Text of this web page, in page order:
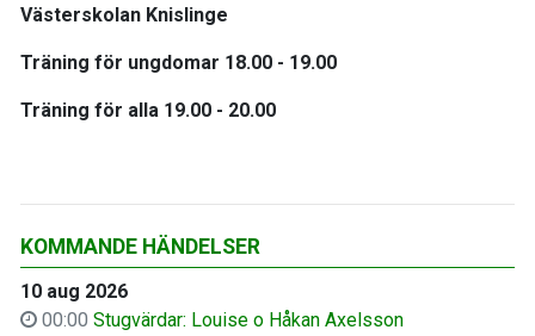
KOMMANDE HÄNDELSER
10 aug 2026
00:00 Stugvärdar: Louise o Håkan Axelsson
Västerskolan Knislinge
Träning för ungdomar 18.00 - 19.00
Träning för alla 19.00 - 20.00